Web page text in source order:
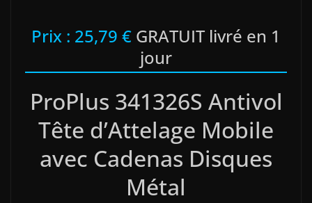
Prix : 25,79 € GRATUIT livré en 1
jour
ProPlus 341326S Antivol
Tête d’Attelage Mobile
avec Cadenas Disques
Métal